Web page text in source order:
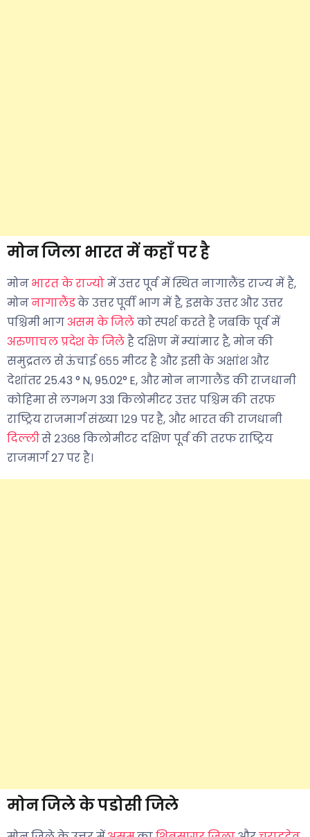
मोन जिला भारत में कहाँ पर है
मोनभारत के राज्योमें उत्तर पूर्व में स्थित नागालैंड राज्य में है,
मोननागालैंडके उत्तर पूर्वी भाग में है, इसके उत्तर और उत्तर
पश्चिमी भागअसम के जिलेको स्पर्श करते है जबकि पूर्व में
अरुणाचल प्रदेश के जिलेहै दक्षिण में म्यांमार है, मोन की
समुद्रतल से ऊंचाई ६५५ मीटर है और इसी के अक्षांश और
देशांतर 25.43 ° N, 95.02° E, और मोन नागालैंड की राजधानी
कोहिमा से लगभग 331 किलोमीटर उत्तर पश्चिम की तरफ
राष्ट्रिय राजमार्ग संख्या १२९ पर है, और भारत की राजधानी
दिल्लीसे २३६८ किलोमीटर दक्षिण पूर्व की तरफ राष्ट्रिय
राजमार्ग 27 पर है।
मोन जिले के पडोसी जिले